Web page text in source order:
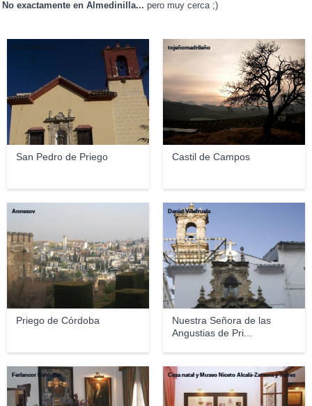
No exactamente en Almedinilla... pero muy cerca ;)
San Pedro de Priego Castil de Campos
tojeñomadrileño
Priego de Córdoba
Annesov
Nuestra Señora de las
Angustias de Pri...
Daniel Villafruela
Ferlancor Pano Yes Casa natal y Museo Niceto Alcalá-Zamora y Torres